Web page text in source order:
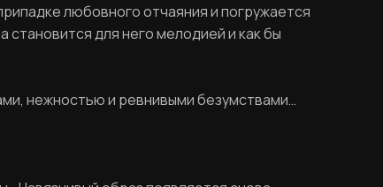
любовного отчаяния и погружается
для него мелодией и как бы
нежностью и ревнивыми безумствами…